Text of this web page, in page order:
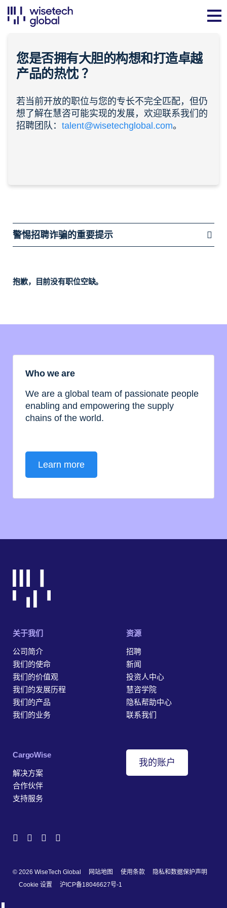
您是否拥有大胆的构想和打造卓越
产品的热忱？
若当前开放的职位与您的专长不完全匹配，但仍
想了解在慧咨可能实现的发展，欢迎联系我们的
招聘团队： talent@wisetechglobal.com。
警惕招聘诈骗的重要提示
抱歉，目前没有职位空缺。
Who we are
We are a global team of passionate people
enabling and empowering the supply
chains of the world.
Learn more
关于我们
公司简介
我们的使命
我们的价值观
我们的发展历程
我们的产品
我们的业务
资源
招聘
新闻
投资人中心
慧咨学院
隐私帮助中心
联系我们
‎CargoWise
解决方案
合作伙伴
支持服务
我的账户
© 2026 WiseTech Global 网站地图 使用条款
隐私和数据保护声明
Cookie 设置
沪ICP备18046627号-1